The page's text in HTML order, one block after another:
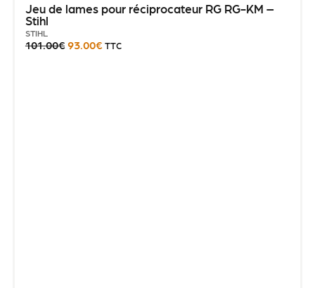
Jeu de lames pour réciprocateur RG RG-KM –
Stihl
STIHL
101.00€ 93.00€ TTC